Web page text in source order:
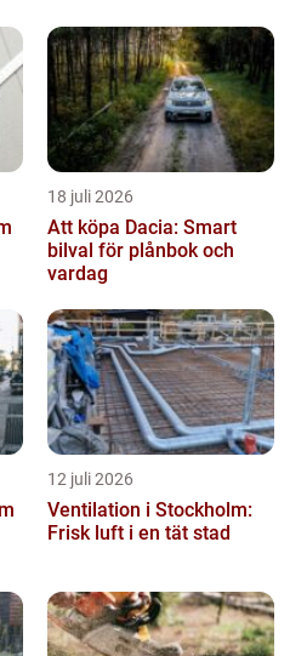
18 juli 2026
Att köpa Dacia: Smart
bilval för plånbok och
vardag
12 juli 2026
Ventilation i Stockholm:
Frisk luft i en tät stad